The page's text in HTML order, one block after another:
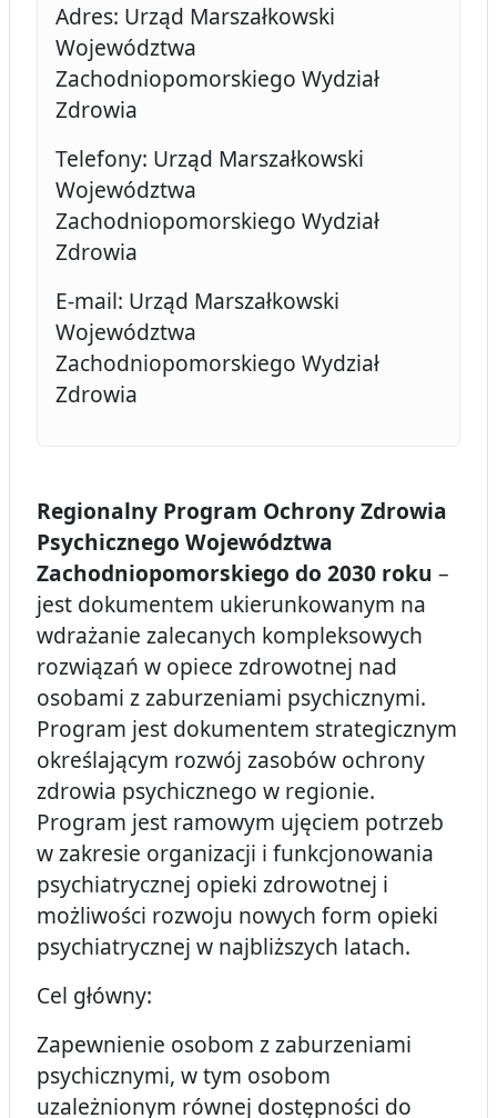
Adres: Urząd Marszałkowski
Województwa
Zachodniopomorskiego Wydział
Zdrowia
Telefony: Urząd Marszałkowski
Województwa
Zachodniopomorskiego Wydział
Zdrowia
E-mail: Urząd Marszałkowski
Województwa
Zachodniopomorskiego Wydział
Zdrowia
Regionalny Program Ochrony Zdrowia
Psychicznego Województwa
Zachodniopomorskiego do 2030 roku –
jest dokumentem ukierunkowanym na
wdrażanie zalecanych kompleksowych
rozwiązań w opiece zdrowotnej nad
osobami z zaburzeniami psychicznymi.
Program jest dokumentem strategicznym
określającym rozwój zasobów ochrony
zdrowia psychicznego w regionie.
Program jest ramowym ujęciem potrzeb
w zakresie organizacji i funkcjonowania
psychiatrycznej opieki zdrowotnej i
możliwości rozwoju nowych form opieki
psychiatrycznej w najbliższych latach.
Cel główny:
Zapewnienie osobom z zaburzeniami
psychicznymi, w tym osobom
uzależnionym równej dostępności do